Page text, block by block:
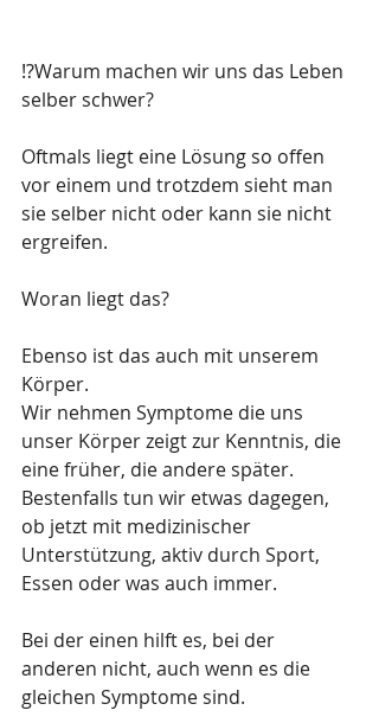
⁉️Warum machen wir uns das Leben
selber schwer?
Oftmals liegt eine Lösung so offen
vor einem und trotzdem sieht man
sie selber nicht oder kann sie nicht
ergreifen.
Woran liegt das?
Ebenso ist das auch mit unserem
Körper.
Wir nehmen Symptome die uns
unser Körper zeigt zur Kenntnis, die
eine früher, die andere später.
Bestenfalls tun wir etwas dagegen,
ob jetzt mit medizinischer
Unterstützung, aktiv durch Sport,
Essen oder was auch immer.
Bei der einen hilft es, bei der
anderen nicht, auch wenn es die
gleichen Symptome sind.